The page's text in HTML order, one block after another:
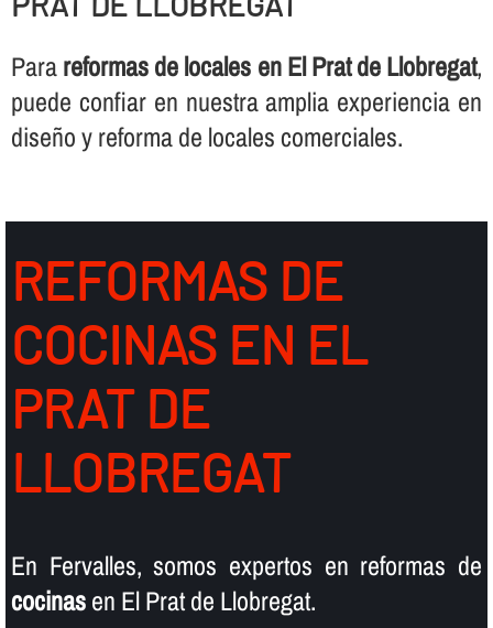
Parareformas de locales en El Prat de Llobregat,
puede confiar en nuestra amplia experiencia en
diseño y reforma de locales comerciales.
REFORMAS DE
COCINAS EN EL
PRAT DE
LLOBREGAT
En Fervalles, somos expertos en reformas de
cocinasen El Prat de Llobregat.